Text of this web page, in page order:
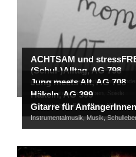
ACHTSAM und
(Schul-)Alltag, AG 798
Achtsamkeit, füreinander, miteinander
Jung meets Alt, AG 708
Handarbeiten, Schulleben Spiele
Häkeln, AG 399
Handarbeiten, Schulleben, Werken
Gitarre für
Instrumentalmusik, Musik,